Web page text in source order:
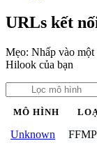
URLs kết
Mẹo: Nhấp vào
Hilook của bạn
MÔ HÌNH
Unknown